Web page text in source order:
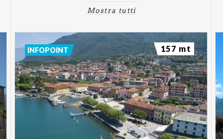
Mostra tutti
INFOPOINT 157 mt